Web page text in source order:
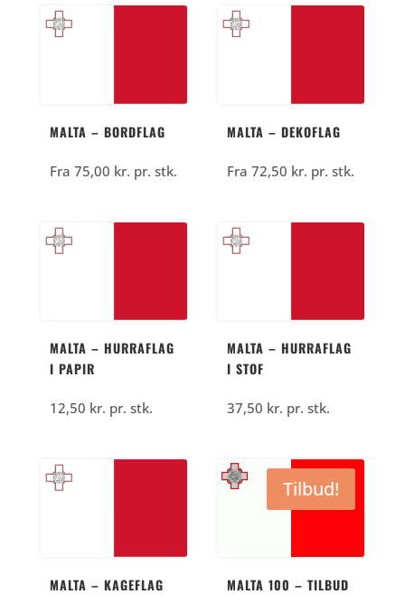
MALTA – BORDFLAG
Fra 75,00 kr. pr. stk.
MALTA – DEKOFLAG
Fra72,50 kr. pr. stk.
MALTA – HURRAFLAG
I PAPIR
12,50 kr. pr. stk.
MALTA – HURRAFLAG
I STOF
37,50 kr. pr. stk.
MALTA – KAGEFLAG
Tilbud!
MALTA 100 – TILBUD